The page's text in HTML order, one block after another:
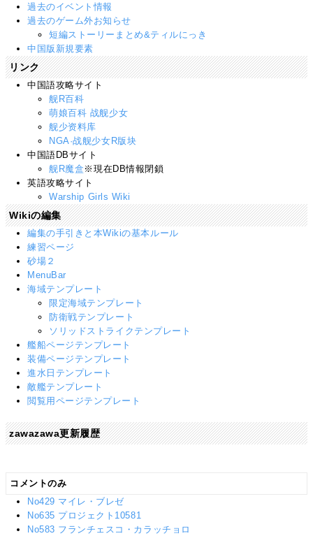
過去のイベント情報
過去のゲーム外お知らせ
短編ストーリーまとめ&ティルにっき
中国版新規要素
リンク
中国語攻略サイト
舰R百科
萌娘百科 战舰少女
舰少资料库
NGA·战舰少女R版块
中国語DBサイト
舰R魔盒 ※現在DB情報閉鎖
英語攻略サイト
Warship Girls Wiki
Wikiの編集
編集の手引きと本Wikiの基本ルール
練習ページ
砂場２
MenuBar
海域テンプレート
限定海域テンプレート
防衛戦テンプレート
ソリッドストライクテンプレート
艦船ページテンプレート
装備ページテンプレート
進水日テンプレート
敵艦テンプレート
閲覧用ページテンプレート
zawazawa更新履歴
コメントのみ
No429 マイレ・ブレゼ
No635 プロジェクト10581
No583 フランチェスコ・カラッチョロ